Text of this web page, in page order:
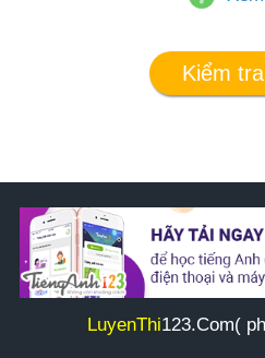
Kiểm tra
LuyenThi123.Com(